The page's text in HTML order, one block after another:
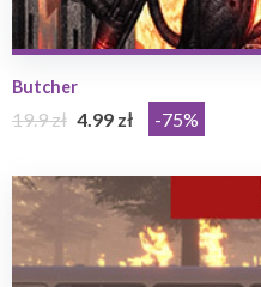
Butcher
19.9 zł 4.99 zł -75%